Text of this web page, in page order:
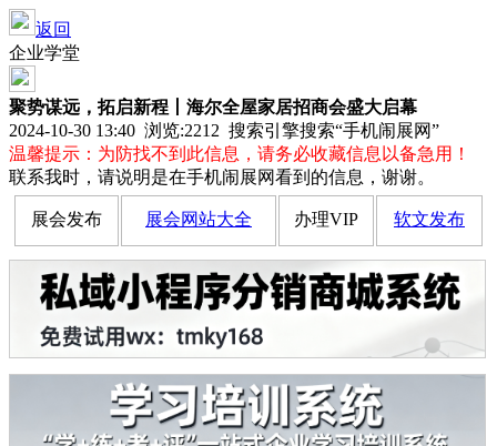
返回
企业学堂
聚势谋远，拓启新程丨海尔全屋家居招商会盛大启幕
2024-10-30 13:40 浏览:2212 搜索引擎搜索“手机闹展网”
温馨提示：为防找不到此信息，请务必收藏信息以备急用！
联系我时，请说明是在手机闹展网看到的信息，谢谢。
展会发布 展会网站大全 办理VIP 软文发布